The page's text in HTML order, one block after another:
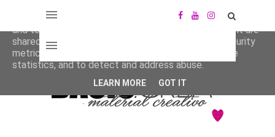
This site uses cookies from Google to deliver its services
and to analyze traffic. Your IP address and user-agent are
shared with Google along with performance and security
metrics to ensure quality of service, generate usage
statistics, and to detect and address abuse.
LEARN MORE GOT IT